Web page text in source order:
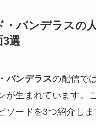
・バンデラスの
3選
バンデラスの配信で
が生まれています。
ソードを3つ紹介しま